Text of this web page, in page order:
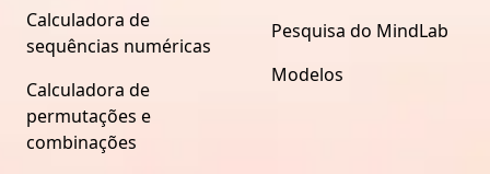
Calculadora de
sequências numéricas
Calculadora de
permutações e
combinações
Pesquisa do MindLab
Modelos